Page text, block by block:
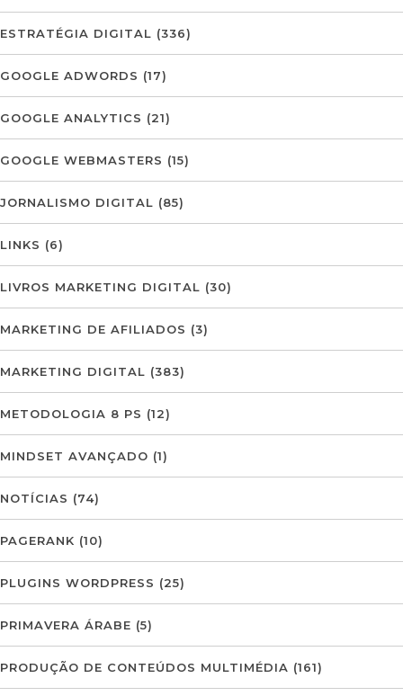
ESTRATÉGIA DIGITAL (336)
GOOGLE ADWORDS (17)
GOOGLE ANALYTICS (21)
GOOGLE WEBMASTERS (15)
JORNALISMO DIGITAL (85)
LINKS (6)
LIVROS MARKETING DIGITAL (30)
MARKETING DE AFILIADOS (3)
MARKETING DIGITAL (383)
METODOLOGIA 8 PS (12)
MINDSET AVANÇADO (1)
NOTÍCIAS (74)
PAGERANK (10)
PLUGINS WORDPRESS (25)
PRIMAVERA ÁRABE (5)
PRODUÇÃO DE CONTEÚDOS MULTIMÉDIA (161)